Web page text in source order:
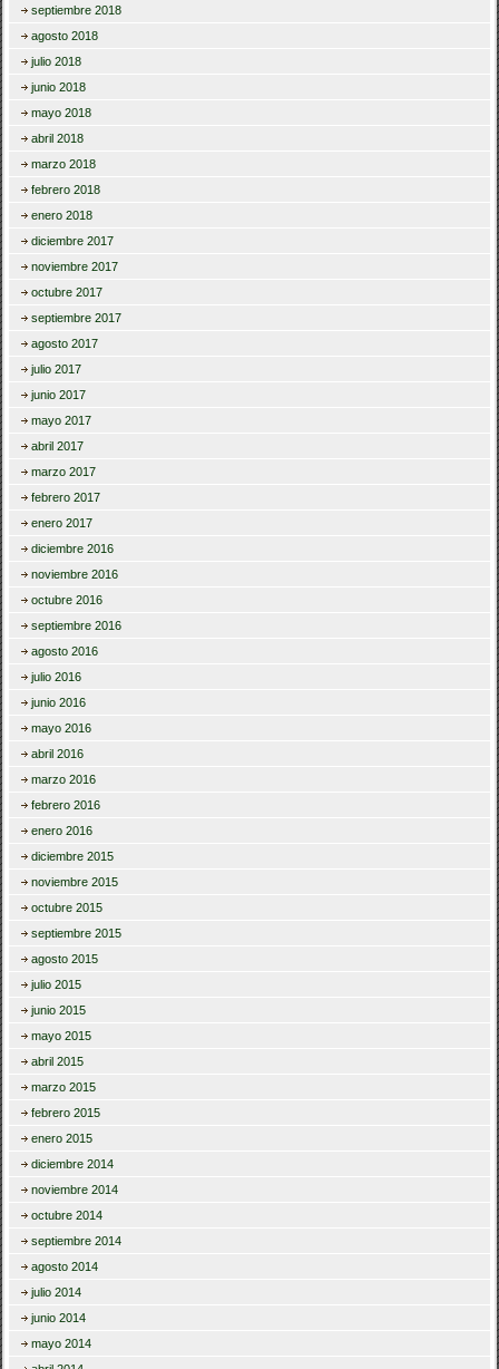
septiembre 2018
agosto 2018
julio 2018
junio 2018
mayo 2018
abril 2018
marzo 2018
febrero 2018
enero 2018
diciembre 2017
noviembre 2017
octubre 2017
septiembre 2017
agosto 2017
julio 2017
junio 2017
mayo 2017
abril 2017
marzo 2017
febrero 2017
enero 2017
diciembre 2016
noviembre 2016
octubre 2016
septiembre 2016
agosto 2016
julio 2016
junio 2016
mayo 2016
abril 2016
marzo 2016
febrero 2016
enero 2016
diciembre 2015
noviembre 2015
octubre 2015
septiembre 2015
agosto 2015
julio 2015
junio 2015
mayo 2015
abril 2015
marzo 2015
febrero 2015
enero 2015
diciembre 2014
noviembre 2014
octubre 2014
septiembre 2014
agosto 2014
julio 2014
junio 2014
mayo 2014